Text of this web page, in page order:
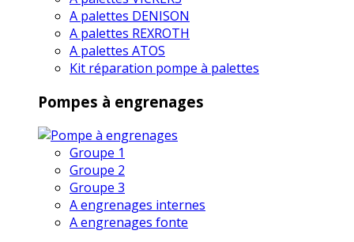
A palettes DENISON
A palettes REXROTH
A palettes ATOS
Kit réparation pompe à palettes
Pompes à engrenages
Groupe 1
Groupe 2
Groupe 3
A engrenages internes
A engrenages fonte